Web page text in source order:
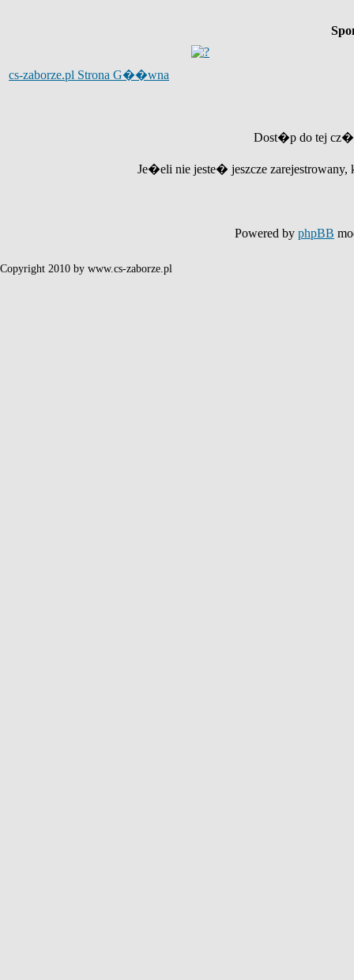
cs-zaborze.pl Strona G��wna
Dost�p do tej
Je�eli nie jeste� jeszcze
Powered by phpBB
Copyright 2010 by www.cs-zaborze.pl